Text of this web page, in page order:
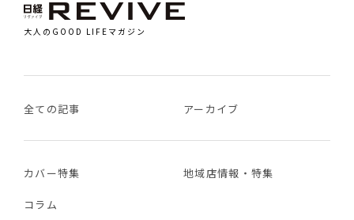
大人のGOOD LIFEマガジン
全ての記事 アーカイブ
カバー特集 地域店情報・特集
コラム